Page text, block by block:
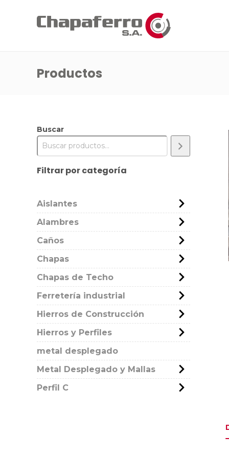
Productos
Buscar
Filtrar por categoría
Aislantes
Alambres
Caños
Chapas
Chapas de Techo
Ferretería industrial
Hierros de Construcción
Hierros y Perfiles
metal desplegado
Metal Desplegado y Mallas
Perfil C